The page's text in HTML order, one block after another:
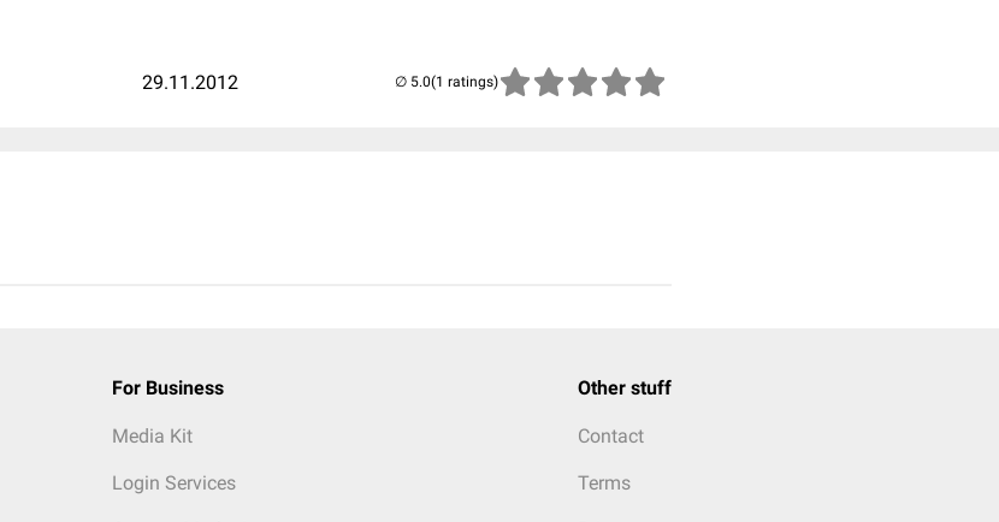
29.11.2012 (1 ratings)
For Business
Media Kit
Login Services
Other stuff
Contact
Terms